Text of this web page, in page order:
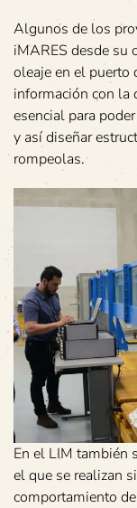
Algunos de los
iMARES desde su
oleaje en el puerto
información con la
esencial para
y así diseñar
rompeolas.
En el LIM también
el que se realizan
comportamiento